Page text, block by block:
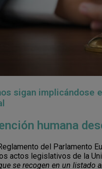
sigan
humana
del Parlamento
actos legislativos de la
se recogen en un listado